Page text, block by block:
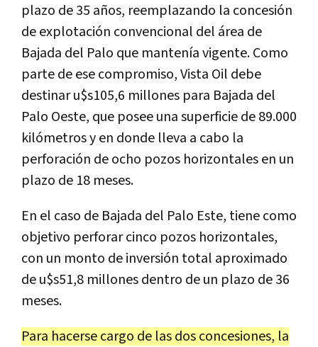
plazo de 35 años, reemplazando la concesión
de explotación convencional del área de
Bajada del Palo que mantenía vigente. Como
parte de ese compromiso, Vista Oil debe
destinar u$s105,6 millones para Bajada del
Palo Oeste, que posee una superficie de 89.000
kilómetros y en donde lleva a cabo la
perforación de ocho pozos horizontales en un
plazo de 18 meses.
En el caso de Bajada del Palo Este, tiene como
objetivo perforar cinco pozos horizontales,
con un monto de inversión total aproximado
de u$s51,8 millones dentro de un plazo de 36
meses.
Para hacerse cargo de las dos concesiones, la